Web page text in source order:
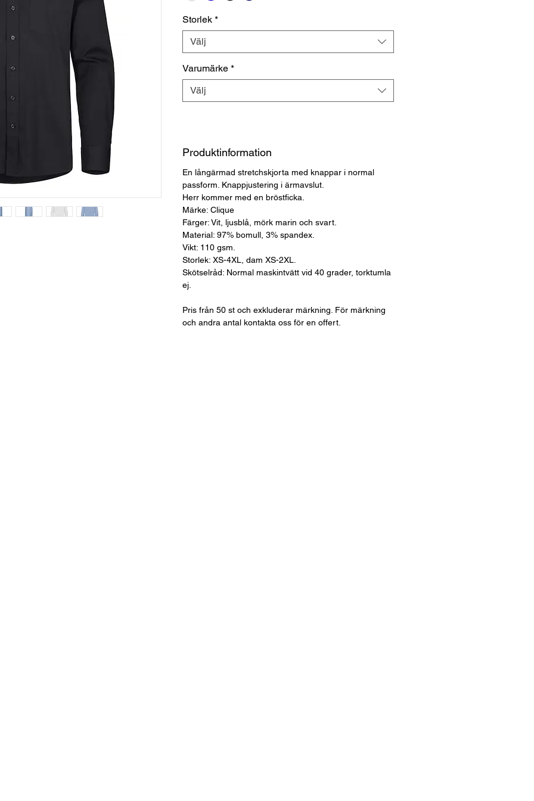
Storlek *
Välj
Varumärke *
Välj
Produktinformation
En långärmad stretchskjorta med knappar i normal
passform. Knappjustering i ärmavslut.
Herr kommer med en bröstficka.
Märke: Clique
Färger: Vit, ljusblå, mörk marin och svart.
Material: 97% bomull, 3% spandex.
Vikt: 110 gsm.
Storlek: XS-4XL, dam XS-2XL.
Skötselråd: Normal maskintvätt vid 40 grader, torktumla
ej.
Pris från 50 st och exkluderar märkning. För märkning
och andra antal kontakta oss för en offert.